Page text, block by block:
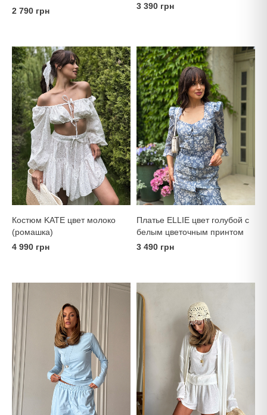
2 790 грн
3 390 грн
Костюм KATE цвет молоко
(ромашка)
4 990 грн
Платье ELLIE цвет голубой с
белым цветочным принтом
3 490 грн